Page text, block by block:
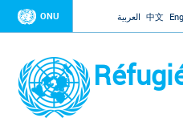
Jump to
ONU العربية 中文